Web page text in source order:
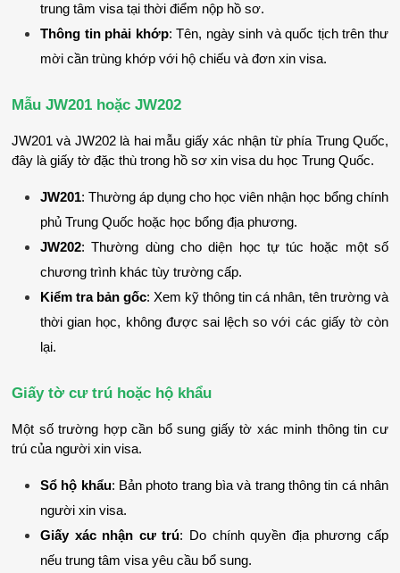
trung tâm visa tại thời điểm nộp hồ sơ.
Thông tin phải khớp: Tên, ngày sinh và quốc tịch trên thư
mời cần trùng khớp với hộ chiếu và đơn xin visa.
Mẫu JW201 hoặc JW202
JW201 và JW202 là hai mẫu giấy xác nhận từ phía Trung Quốc,
đây là giấy tờ đặc thù trong hồ sơ xin visa du học Trung Quốc.
JW201: Thường áp dụng cho học viên nhận học bổng chính
phủ Trung Quốc hoặc học bổng địa phương.
JW202: Thường dùng cho diện học tự túc hoặc một số
chương trình khác tùy trường cấp.
Kiểm tra bản gốc: Xem kỹ thông tin cá nhân, tên trường và
thời gian học, không được sai lệch so với các giấy tờ còn
lại.
Giấy tờ cư trú hoặc hộ khẩu
Một số trường hợp cần bổ sung giấy tờ xác minh thông tin cư
trú của người xin visa.
Sổ hộ khẩu: Bản photo trang bìa và trang thông tin cá nhân
người xin visa.
Giấy xác nhận cư trú: Do chính quyền địa phương cấp
nếu trung tâm visa yêu cầu bổ sung.